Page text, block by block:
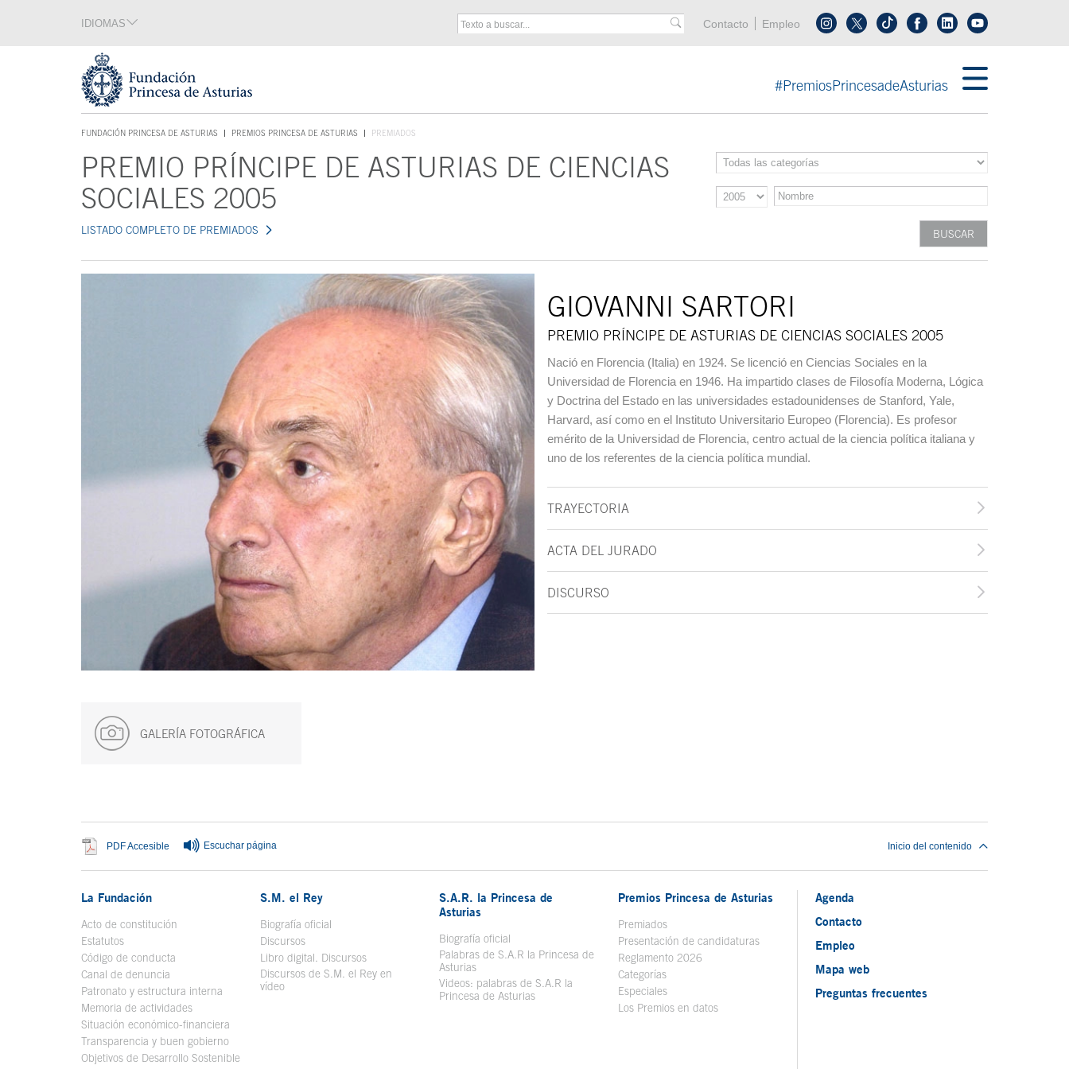
Tecla de acceso 1
IDIOMAS Menú cabecera
Contacto Empleo Síguenos en tiktokSíguenos en linkedin
#PremiosPrincesadeAsturias
FUNDACIÓN PRINCESA DE ASTURIAS
TECLA DE ACCESO 1
PREMIOS PRINCESA DE ASTURIAS PREMIADOS
Contenido principalPREMIO PRÍNCIPE DE ASTURIAS DE CIENCIAS
SOCIALES 2005
LISTADO COMPLETO DE PREMIADOS
GIOVANNI SARTORI
PREMIO PRÍNCIPE DE ASTURIAS DE CIENCIAS SOCIALES 2005
Nació en Florencia (Italia) en 1924. Se licenció en Ciencias Sociales en la
Universidad de Florencia en 1946. Ha impartido clases de Filosofía Moderna, Lógica
y Doctrina del Estado en las universidades estadounidenses de Stanford, Yale,
Harvard, así como en el Instituto Universitario Europeo (Florencia). Es profesor
emérito de la Universidad de Florencia, centro actual de la ciencia política italiana y
uno de los referentes de la ciencia política mundial.
TRAYECTORIA
ACTA DEL JURADO
DISCURSO
GALERÍA FOTOGRÁFICA
PDF Accesible Se abre en ventana nueva
Escuchar página Inicio del contenido
La Fundación
Acto de constitución
Estatutos
Código de conducta
Canal de denuncia
Patronato y estructura interna
Memoria de actividades
Situación económico-financiera
Transparencia y buen gobierno
Objetivos de Desarrollo Sostenible
S.M. el Rey
Biografía oficial
Discursos
Libro digital. DiscursosSe abre en ventana nueva
Discursos de S.M. el Rey en
vídeoSe abre en ventana nueva
S.A.R. la Princesa de
Asturias
Biografía oficial Se abre en ventana nueva
Palabras de S.A.R la Princesa de
Asturias
Videos: palabras de S.A.R la
Princesa de Asturias
Premios Princesa de Asturias
Premiados
Presentación de candidaturas
Reglamento 2026
Categorías
Especiales
Los Premios en datos
Agenda
Contacto
Empleo
Mapa web
Preguntas frecuentes